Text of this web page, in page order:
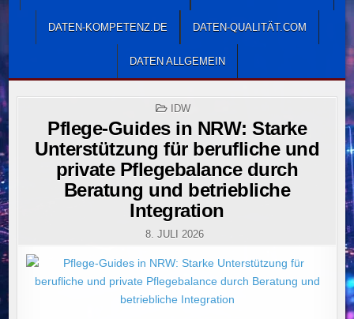
DATEN-KOMPETENZ.DE DATEN-QUALITÄT.COM
DATEN ALLGEMEIN
POSTED
IDW
Pflege-Guides in NRW: Starke
Unterstützung für berufliche und
private Pflegebalance durch
Beratung und betriebliche
Integration
8. JULI 2026